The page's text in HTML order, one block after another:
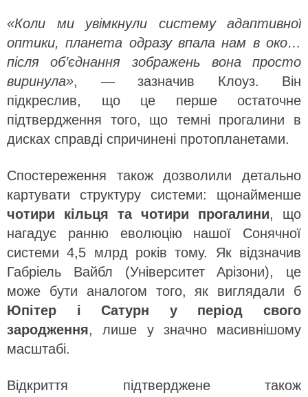
«Коли ми увімкнули систему адаптивної
оптики, планета одразу впала нам в око…
після об’єднання зображень вона просто
виринула», — зазначив Клоуз. Він
підкреслив, що це перше остаточне
підтвердження того, що темні прогалини в
дисках справді спричинені протопланетами.
Спостереження також дозволили детально
картувати структуру системи: щонайменше
чотири кільця та чотири прогалини, що
нагадує ранню еволюцію нашої Сонячної
системи 4,5 млрд років тому. Як відзначив
Габріель Вайбл (Університет Арізони), це
може бути аналогом того, як виглядали б
Юпітер і Сатурн у період свого
зародження, лише у значно масивнішому
масштабі.
Відкриття підтверджене також